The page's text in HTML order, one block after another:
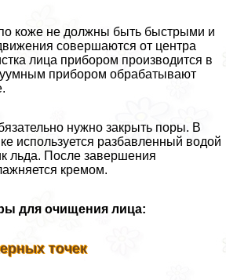
коже не должны быть быстрыми и
совершаются от центра
лица прибором производится в
прибором обpaбатывают
нужно закрыть поры. В
используется разбавленный водой
льда. После завершения
кремом.
для очищения лица:
точек